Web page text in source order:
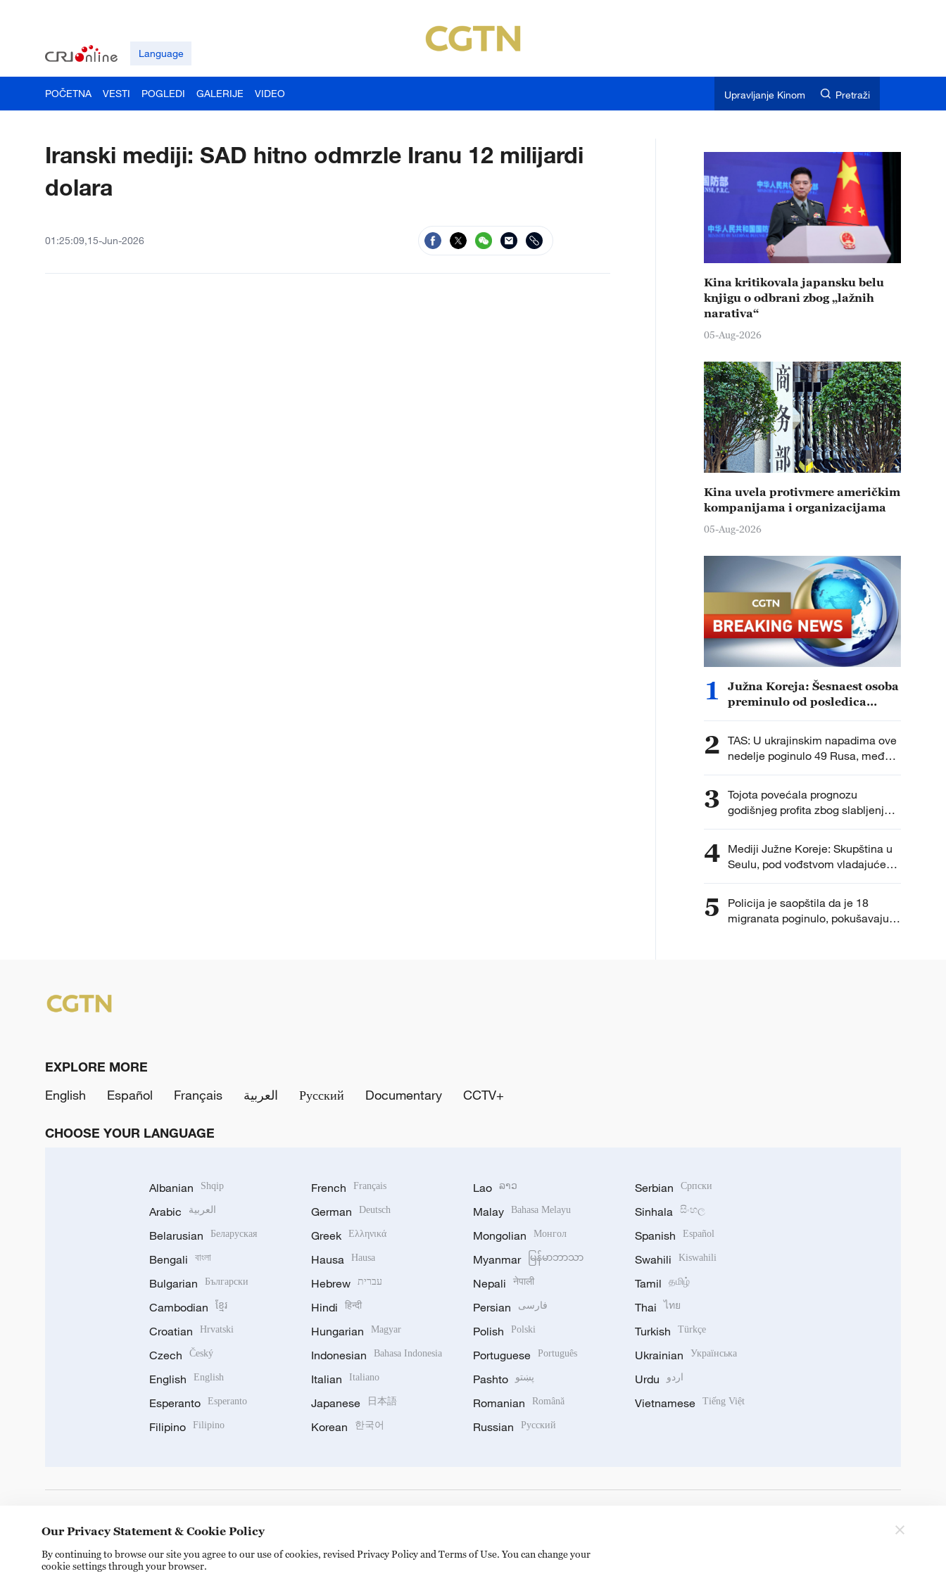
Language
POČETNA VESTI POGLEDI GALERIJE VIDEO Upravljanje Kinom Pretraži
Iranski mediji: SAD hitno odmrzle Iranu 12 milijardi
dolara
01:25:09,15-Jun-2026
Kina kritikovala japansku belu
knjigu o odbrani zbog „lažnih
narativa“
05-Aug-2026
Kina uvela protivmere američkim
kompanijama i organizacijama
05-Aug-2026
1
Južna Koreja: Šesnaest osoba
preminulo od posledica
2 TAS: U ukrajinskim napadima ove
nedelje poginulo 49 Rusa, među
njima četvoro dece.
3 Tojota povećala prognozu
godišnjeg profita zbog slabljenja
jena.
4 Mediji Južne Koreje: Skupština u
Seulu, pod vođstvom vladajuće
partije, razmatra Predlog zakona o
prokurora za sprovođenje
dodatnih istraga.
5
Policija je saopštila da je 18
migranata poginulo, pokušavajući
EXPLORE MORE
English
Español Français العربية Русский Documentary CCTV+
CHOOSE YOUR LANGUAGE
Albanian Shqip
Arabic العربية
Belarusian Беларуская
Bengali বাংলা
Bulgarian Български
Cambodian ខ្មែរ
Croatian Hrvatski
Czech Český
English English
Esperanto Esperanto
Filipino Filipino
French Français
German Deutsch
Greek Ελληνικά
Hausa Hausa
Hebrew עברית
Hindi हिन्दी
Hungarian Magyar
Indonesian Bahasa Indonesia
Italian Italiano
Japanese 日本語
Korean 한국어
Lao ລາວ
Malay Bahasa Melayu
Mongolian Монгол
Myanmar မြန်မာဘာသာ
Nepali नेपाली
Persian فارسی
Polish Polski
Portuguese Português
Pashto پښتو
Romanian Română
Russian Русский
Serbian Српски
Sinhala සිංහල
Spanish Español
Swahili Kiswahili
Tamil தமிழ்
Thai ไทย
Turkish Türkçe
Ukrainian Українська
Urdu اردو
Vietnamese Tiếng Việt
Our Privacy Statement & Cookie Policy
By continuing to browse our site you agree to our use of cookies, revised Privacy Policy and Terms of Use. You can change your
cookie settings through your browser.